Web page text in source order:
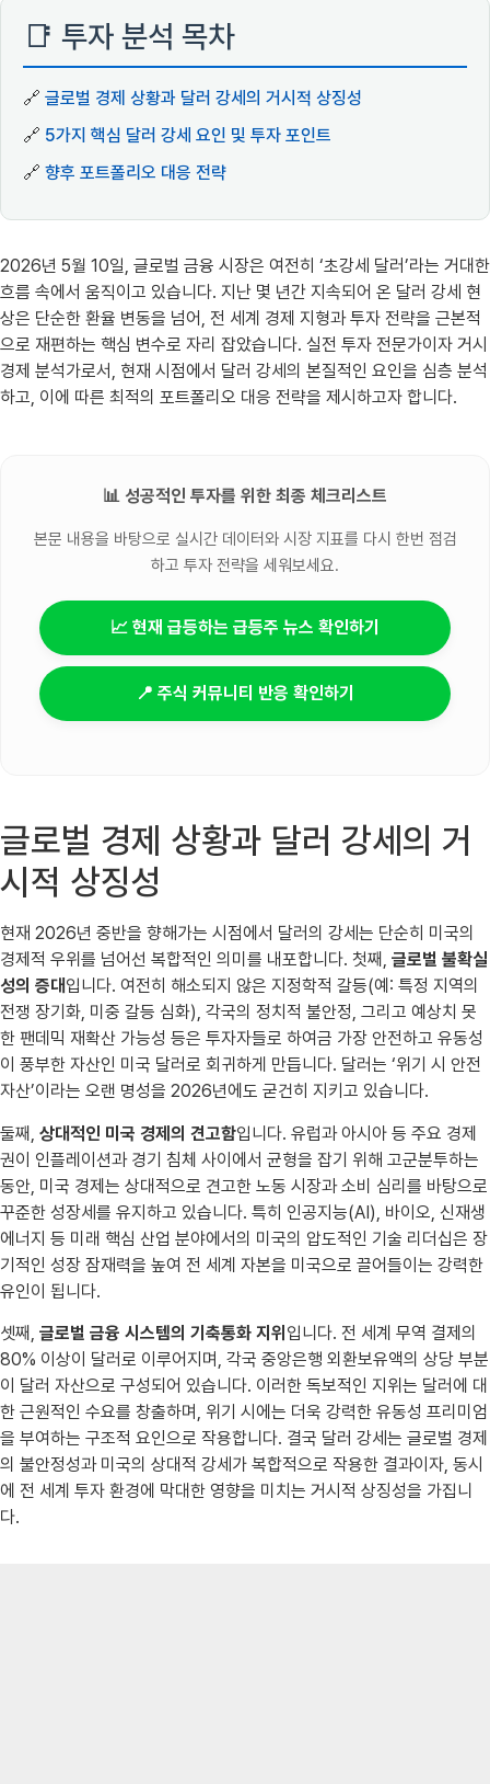
📑 투자 분석 목차
🔗 글로벌 경제 상황과 달러 강세의 거시적 상징성
🔗 5가지 핵심 달러 강세 요인 및 투자 포인트
🔗 향후 포트폴리오 대응 전략
2026년 5월 10일, 글로벌 금융 시장은 여전히 ‘초강세 달러’라는 거대한
흐름 속에서 움직이고 있습니다. 지난 몇 년간 지속되어 온 달러 강세 현
상은 단순한 환율 변동을 넘어, 전 세계 경제 지형과 투자 전략을 근본적
으로 재편하는 핵심 변수로 자리 잡았습니다. 실전 투자 전문가이자 거시
경제 분석가로서, 현재 시점에서 달러 강세의 본질적인 요인을 심층 분석
하고, 이에 따른 최적의 포트폴리오 대응 전략을 제시하고자 합니다.
📊 성공적인 투자를 위한 최종 체크리스트
본문 내용을 바탕으로 실시간 데이터와 시장 지표를 다시 한번 점검
하고 투자 전략을 세워보세요.
📈 현재 급등하는 급등주 뉴스 확인하기
📍 주식 커뮤니티 반응 확인하기
글로벌 경제 상황과 달러 강세의 거
시적 상징성
현재 2026년 중반을 향해가는 시점에서 달러의 강세는 단순히 미국의
경제적 우위를 넘어선 복합적인 의미를 내포합니다. 첫째, 글로벌 불확실
성의 증대입니다. 여전히 해소되지 않은 지정학적 갈등(예: 특정 지역의
전쟁 장기화, 미중 갈등 심화), 각국의 정치적 불안정, 그리고 예상치 못
한 팬데믹 재확산 가능성 등은 투자자들로 하여금 가장 안전하고 유동성
이 풍부한 자산인 미국 달러로 회귀하게 만듭니다. 달러는 ‘위기 시 안전
자산’이라는 오랜 명성을 2026년에도 굳건히 지키고 있습니다.
둘째, 상대적인 미국 경제의 견고함입니다. 유럽과 아시아 등 주요 경제
권이 인플레이션과 경기 침체 사이에서 균형을 잡기 위해 고군분투하는
동안, 미국 경제는 상대적으로 견고한 노동 시장과 소비 심리를 바탕으로
꾸준한 성장세를 유지하고 있습니다. 특히 인공지능(AI), 바이오, 신재생
에너지 등 미래 핵심 산업 분야에서의 미국의 압도적인 기술 리더십은 장
기적인 성장 잠재력을 높여 전 세계 자본을 미국으로 끌어들이는 강력한
유인이 됩니다.
셋째, 글로벌 금융 시스템의 기축통화 지위 입니다. 전 세계 무역 결제의
80% 이상이 달러로 이루어지며, 각국 중앙은행 외환보유액의 상당 부분
이 달러 자산으로 구성되어 있습니다. 이러한 독보적인 지위는 달러에 대
한 근원적인 수요를 창출하며, 위기 시에는 더욱 강력한 유동성 프리미엄
을 부여하는 구조적 요인으로 작용합니다. 결국 달러 강세는 글로벌 경제
의 불안정성과 미국의 상대적 강세가 복합적으로 작용한 결과이자, 동시
에 전 세계 투자 환경에 막대한 영향을 미치는 거시적 상징성을 가집니
다.